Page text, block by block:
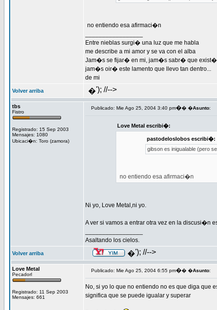
no entiendo esa afirmaci�n
Entre nieblas surgi� una luz que me habla
me describe a mi amor y se va con el alba
Jam�s se fijar� en mi, jam�s sabr� que exist�
jam�s oir� este lamento que llevo tan dentro...
de mi
Volver arriba �'); //-->
tbs
Fistro
Registrado: 15 Sep 2003
Mensajes: 1080
Ubicaci�n: Toro (zamora)
Publicado: Mie Ago 25, 2004 3:40 pm�� �Asunto:
Love Metal escribi�:
pastodeloslobos escribi�:
gibson es inigualable (pero
no entiendo esa afirmaci�n
Ni yo, Love Metal,ni yo.
A ver si vamos a entrar otra vez en la discusi�n
Asaltando los cielos.
Volver arriba �'); //-->
Love Metal
Pecadorl
Registrado: 11 Sep 2003
Mensajes: 661
Publicado: Mie Ago 25, 2004 6:55 pm�� �Asunto:
No, si yo lo que no entiendo no es que diga que
significa que se puede igualar y superar